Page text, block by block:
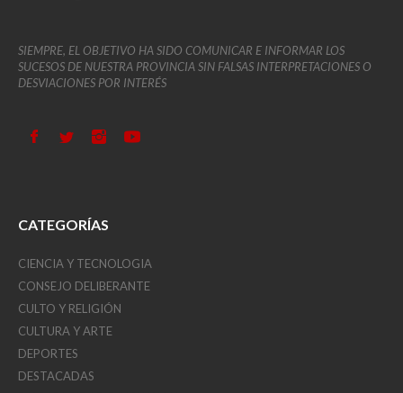
SIEMPRE, EL OBJETIVO HA SIDO COMUNICAR E INFORMAR LOS
SUCESOS DE NUESTRA PROVINCIA SIN FALSAS INTERPRETACIONES O
DESVIACIONES POR INTERÉS
CATEGORÍAS
CIENCIA Y TECNOLOGIA
CONSEJO DELIBERANTE
CULTO Y RELIGIÓN
CULTURA Y ARTE
DEPORTES
DESTACADAS